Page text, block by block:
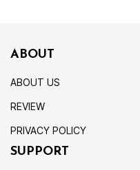
ABOUT
ABOUT US
REVIEW
PRIVACY POLICY
SUPPORT